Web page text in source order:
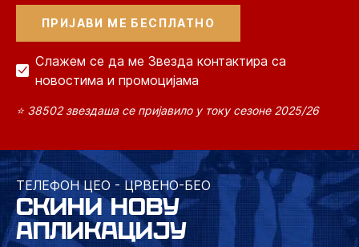
Слажем се да ме Звезда контактира са
новостима и промоцијама
⭐ 38502 звездаша се пријавило у току сезоне 2025/26
ТЕЛЕФОН ЦЕО - ЦРВЕНО-БЕО
СКИНИ НОВУ
АПЛИКАЦИЈУ